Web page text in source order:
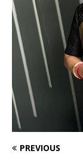
PREVIOUS